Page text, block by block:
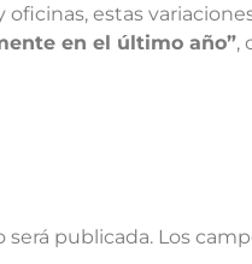
oficinas, estas
en el último año”,
publicada. Los